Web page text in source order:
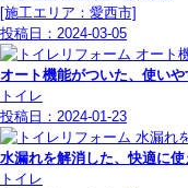
[施工エリア：愛西市]
投稿日： 2024-03-05
オート機能がついた、使いや
トイレ
投稿日： 2024-01-23
水漏れを解消した、快適に使
トイレ